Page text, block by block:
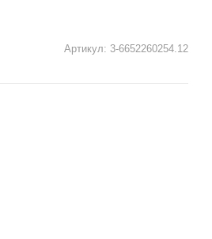
Артикул: 3-6652260254.12